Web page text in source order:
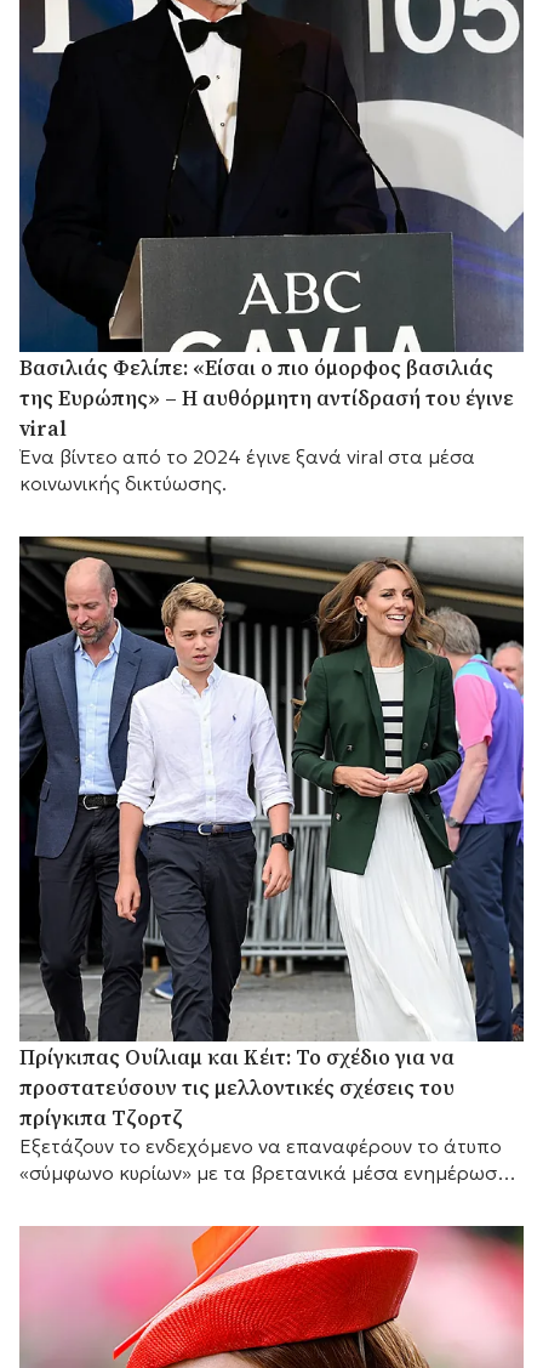
Βασιλιάς Φελίπε: «Είσαι ο πιο όμορφος βασιλιάς
της Ευρώπης» – Η αυθόρμητη αντίδρασή του έγινε
viral
Ένα βίντεο από το 2024 έγινε ξανά viral στα μέσα
κοινωνικής δικτύωσης.
Πρίγκιπας Ουίλιαμ και Κέιτ: Το σχέδιο για να
προστατεύσουν τις μελλοντικές σχέσεις του
πρίγκιπα Τζορτζ
Eξετάζουν το ενδεχόμενο να επαναφέρουν το άτυπο
«σύμφωνο κυρίων» με τα βρετανικά μέσα ενημέρωσης,
τους.